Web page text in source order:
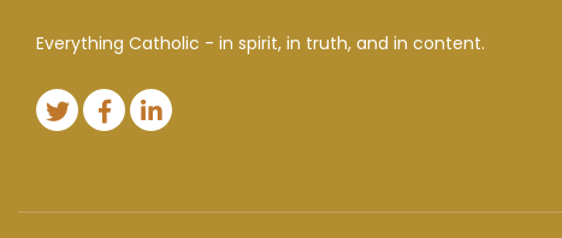
Everything Catholic - in spirit, in truth, and in content.